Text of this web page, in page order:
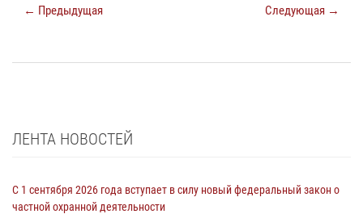
← Предыдущая Следующая →
ЛЕНТА НОВОСТЕЙ
С 1 сентября 2026 года вступает в силу новый федеральный закон о
частной охранной деятельности